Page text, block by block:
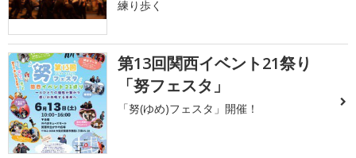
練り歩く
第13回関西イベント21祭り
「努フェスタ」
「努(ゆめ)フェスタ」開催！